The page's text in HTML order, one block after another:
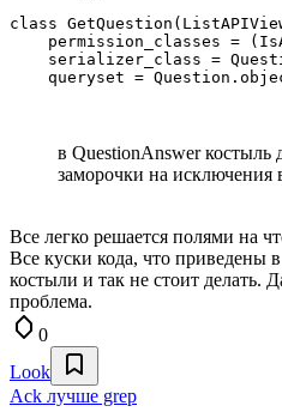
class
permission_classes =
serializer_class =
queryset =
в QuestionAnswer костыль
заморочки на исключения
Все легко решается полями на
Все куски кода, что приведены
костыли и так не стоит делать.
проблема.
0
Look
Ack лучше grep